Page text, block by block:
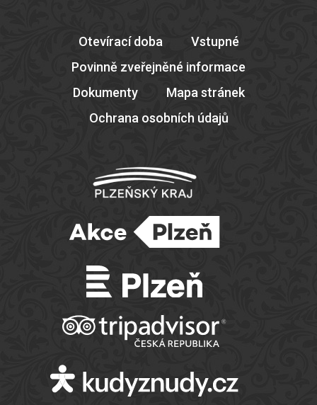
Otevírací doba
Vstupné
Povinně zveřejněné informace
Dokumenty
Mapa stránek
Ochrana osobních údajů